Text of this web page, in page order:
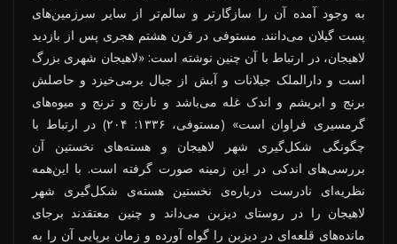
به وجود آمده آن را سازگارتر و سالم‌تر از سایر سرزمین‌های
پست گیلان می‌دانند. مستوفی در قرن هشتم هجری پس از بازدید
لاهیجان، در ارتباط با آن چنین نوشته است: «لاهیجان شهری بزرگ
است و دارالملک جیلانات و آبش از جبال برمی‌خیزد و حاصلش
برنج و ابریشم و اندک غله می‌باشد و نارنج و ترنج و میوه‌های
گرمسیری فراوان است» (مستوفی، ۱۳۳۶: ۲۰۴) در ارتباط با
چگونگی شکل‌گیری شهر لاهیجان و هسته‌های نخستین آن
بررسی‌های اندکی در این زمینه صورت گرفته است. با این‌همه
نظریه‌ای نادرست درباره‌ی نخستین هسته‌ی شکل‌گیری شهر
لاهیجان را در روستای دیزبن می‌داند و چنین معتقدند برجای
مانده‌های قلعه‌ای در دیزبن را گواه آورده و زمان برپایی آن را به